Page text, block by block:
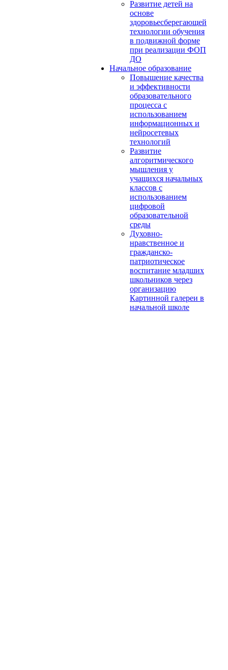
Развитие детей на
основе
здоровьесберегающей
технологии обучения
в подвижной форме
при реализации ФОП
ДО
Начальное образование
Повышение качества
и эффективности
образовательного
процесса с
использованием
информационных и
нейросетевых
технологий
Развитие
алгоритмического
мышления у
учащихся начальных
классов с
использованием
цифровой
образовательной
среды
Духовно-
нравственное и
гражданско-
патриотическое
воспитание младших
школьников через
организацию
Картинной галереи в
начальной школе